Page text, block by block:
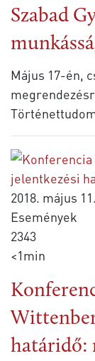
Szabad
Május 17-én,
2018. május 11.
Események
2343
<1min
határidő: